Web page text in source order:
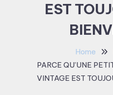
EST
Home
PARCE QU’UNE
VINTAGE EST